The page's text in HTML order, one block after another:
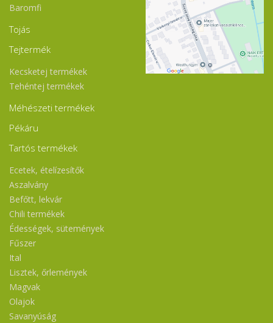
Baromfi
Tojás
Tejtermék
Kecsketej termékek
Tehéntej termékek
Méhészeti termékek
Pékáru
Tartós termékek
Ecetek, ételízesítők
Aszalvány
Befőtt, lekvár
Chili termékek
Édességek, sütemények
Fűszer
Ital
Lisztek, őrlemények
Magvak
Olajok
Savanyúság